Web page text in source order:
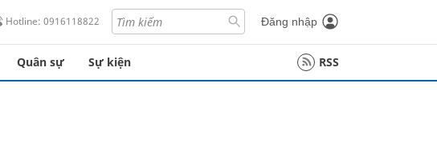
Hotline: 0916118822 Đăng nhập
Quân sự Sự kiện RSS